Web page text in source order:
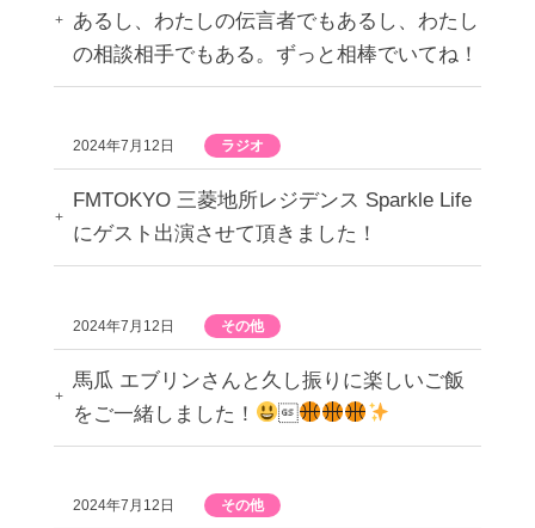
あるし、わたしの伝言者でもあるし、わたし
の相談相手でもある。ずっと相棒でいてね！
2024年7月12日 ラジオ
FMTOKYO 三菱地所レジデンス Sparkle Life
にゲスト出演させて頂きました！
2024年7月12日 その他
馬瓜 エブリンさんと久し振りに楽しいご飯
をご一緒しました！
2024年7月12日 その他